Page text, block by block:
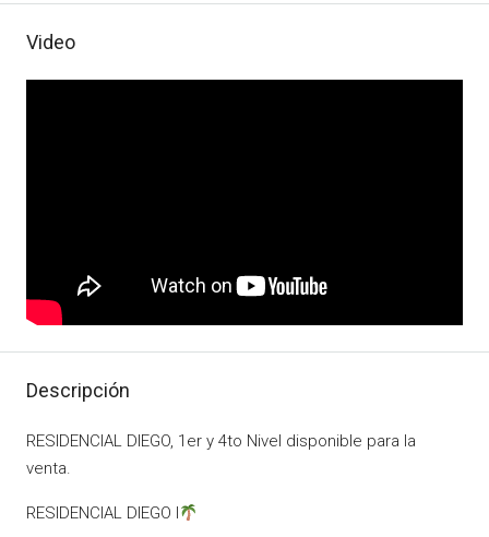
Video
Descripción
RESIDENCIAL DIEGO, 1er y 4to Nivel disponible para la
venta.
RESIDENCIAL DIEGO I